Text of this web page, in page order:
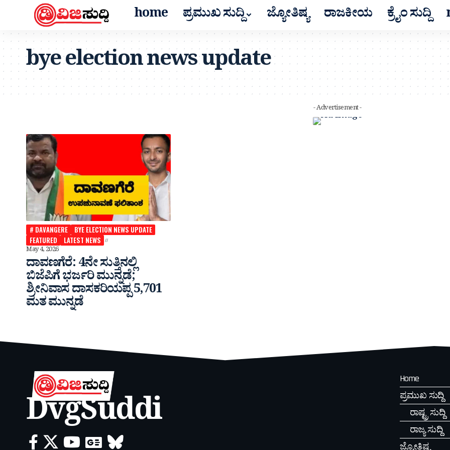
home ಪ್ರಮುಖ ಸುದ್ದಿ ಜ್ಯೋತಿಷ್ಯ ರಾಜಕೀಯ ಕ್ರೈಂ ಸುದ್ದಿ
bye election news update
- Advertisement -
# DAVANGERE
BYE ELECTION NEWS UPDATE
FEATURED
LATEST NEWS
May 4, 2026
ದಾವಣಗೆರೆ: 4ನೇ ಸುತ್ತಿನಲ್ಲಿ
ಬಿಜೆಪಿಗೆ ಭರ್ಜರಿ ಮುನ್ನಡೆ;
ಶ್ರೀನಿವಾಸ ದಾಸಕರಿಯಪ್ಪ 5,701
ಮತ ಮುನ್ನಡೆ
DvgSuddi
Home
ಪ್ರಮುಖ ಸುದ್ದಿ
ರಾಷ್ಟ್ರ ಸುದ್ದಿ
ರಾಜ್ಯ ಸುದ್ದಿ
ಜ್ಯೋತಿಷ್ಯ